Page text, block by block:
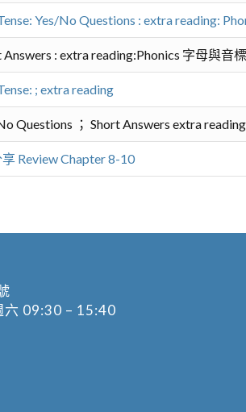
Yes/No Questions : extra reading:
: extra reading:Phonics 字母與音
; extra reading
Questions ； Short Answers extra reading
Review Chapter 8-10
六 09:30 – 15:40